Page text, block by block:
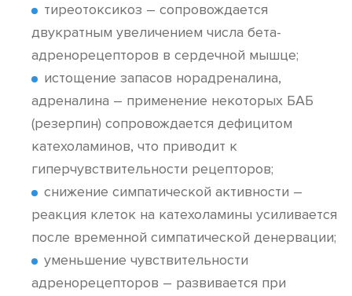
тиреотоксикоз – сопровождается
двукратным увеличением числа бета-
адренорецепторов в сердечной мышце;
истощение запасов норадреналина,
адреналина – применение некоторых БАБ
(резерпин) сопровождается дефицитом
катехоламинов, что приводит к
гиперчувствительности рецепторов;
снижение симпатической активности –
реакция клеток на катехоламины усиливается
после временной симпатической денервации;
уменьшение чувствительности
адренорецепторов – развивается при